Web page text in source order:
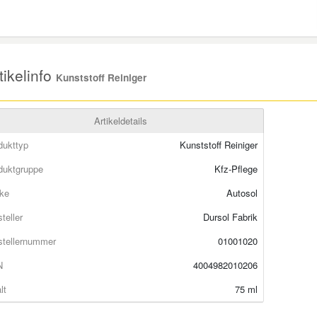
Kunststoff Reiniger
Artikeldetails
Kunststoff Reiniger
Kfz-Pflege
Autosol
Dursol Fabrik
01001020
4004982010206
75 ml